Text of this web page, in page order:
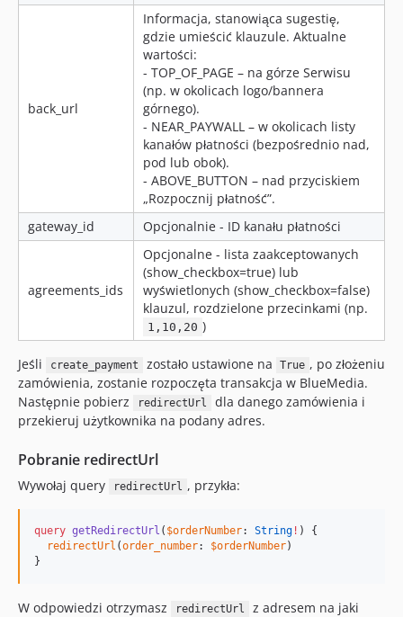
back_url
Informacja, stanowiąca sugestię,
gdzie umieścić klauzule. Aktualne
wartości:
- TOP_OF_PAGE – na górze Serwisu
(np. w okolicach logo/bannera
górnego).
- NEAR_PAYWALL – w okolicach listy
kanałów płatności (bezpośrednio nad,
pod lub obok).
- ABOVE_BUTTON – nad przyciskiem
„Rozpocznij płatność”.
gateway_id
Opcjonalnie - ID kanału płatności
agreements_ids
Opcjonalne - lista zaakceptowanych
(show_checkbox=true) lub
wyświetlonych (show_checkbox=false)
klauzul, rozdzielone przecinkami (np.
1,10,20 )
Jeśli create_payment zostało ustawione na True , po złożeniu
zamówienia, zostanie rozpoczęta transakcja w BlueMedia.
Następnie pobierz
redirectUrl
dla danego zamówienia i
przekieruj użytkownika na podany adres.
Pobranie redirectUrl
Wywołaj query redirectUrl , przykła:
query getRedirectUrl ( $orderNumber: String ! ) {
redirectUrl (order_number: $orderNumber)
}
W odpowiedzi otrzymasz redirectUrl
z adresem na jaki